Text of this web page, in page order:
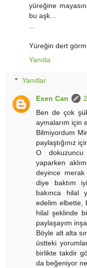
yüreğine
bu aşk...
Yüreğin dert
Yanıtla
Yanıtlar
Esen Can
Ben de çok
aymalarım için
Bilmiyordum
paylaştığınız
O
yaparken
deyince
diye baktım
bakınca hilal
edelim elbette,
hilal şeklinde
paylaşayım
Böyle alt alta
üstteki
birlikte takdir
da beğeniyor